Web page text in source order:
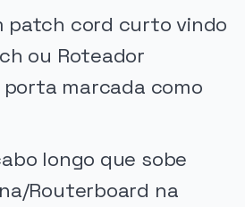
patch cord curto vindo
ou Roteador
porta marcada como
longo que sobe
Routerboard na